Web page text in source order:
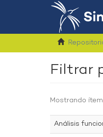
Filtrar
Mostrando
Análisis